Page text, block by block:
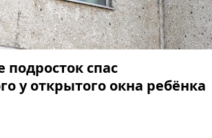
подросток спас
у открытого окна ребёнка